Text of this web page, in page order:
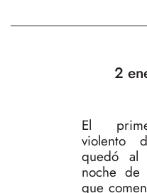
2
El
violento
quedó al
noche
que